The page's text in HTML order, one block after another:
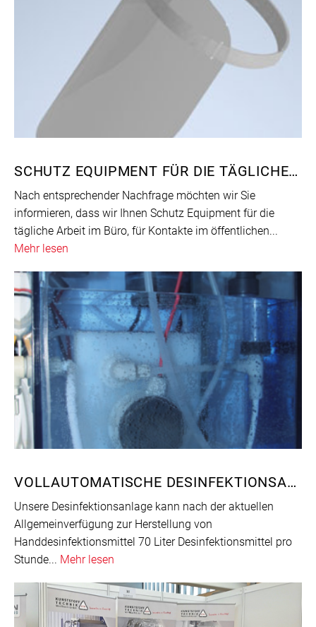
SCHUTZ EQUIPMENT FÜR DIE TÄGLICHE ARBEIT
Nach entsprechender Nachfrage möchten wir Sie
informieren, dass wir Ihnen Schutz Equipment für die
tägliche Arbeit im Büro, für Kontakte im öffentlichen...
Mehr lesen
VOLLAUTOMATISCHE DESINFEKTIONSANLAGE
Unsere Desinfektionsanlage kann nach der aktuellen
Allgemeinverfügung zur Herstellung von
Handdesinfektionsmittel 70 Liter Desinfektionsmittel pro
Stunde... Mehr lesen